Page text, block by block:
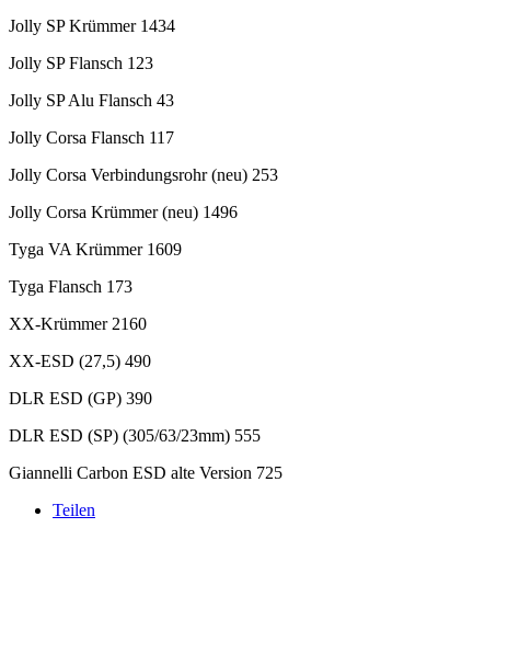
Jolly SP Krümmer 1434
Jolly SP Flansch 123
Jolly SP Alu Flansch 43
Jolly Corsa Flansch 117
Jolly Corsa Verbindungsrohr (neu) 253
Jolly Corsa Krümmer (neu) 1496
Tyga VA Krümmer 1609
Tyga Flansch 173
XX-Krümmer 2160
XX-ESD (27,5) 490
DLR ESD (GP) 390
DLR ESD (SP) (305/63/23mm) 555
Giannelli Carbon ESD alte Version 725
Teilen